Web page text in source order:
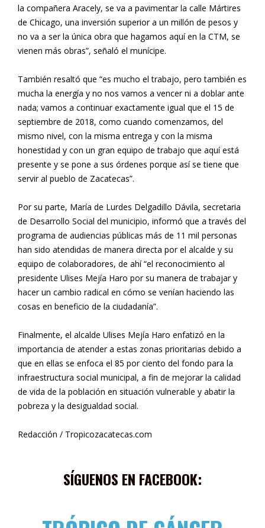
la compañera Aracely, se va a pavimentar la calle Mártires
de Chicago, una inversión superior a un millón de pesos y
no va a ser la única obra que hagamos aquí en la CTM, se
vienen más obras”, señaló el munícipe.
También resaltó que “es mucho el trabajo, pero también es
mucha la energía y no nos vamos a vencer ni a doblar ante
nada; vamos a continuar exactamente igual que el 15 de
septiembre de 2018, como cuando comenzamos, del
mismo nivel, con la misma entrega y con la misma
honestidad y con un gran equipo de trabajo que aquí está
presente y se pone a sus órdenes porque así se tiene que
servir al pueblo de Zacatecas”.
Por su parte, María de Lurdes Delgadillo Dávila, secretaria
de Desarrollo Social del municipio, informó que a través del
programa de audiencias públicas más de 11 mil personas
han sido atendidas de manera directa por el alcalde y su
equipo de colaboradores, de ahí “el reconocimiento al
presidente Ulises Mejía Haro por su manera de trabajar y
hacer un cambio radical en cómo se venían haciendo las
cosas en beneficio de la ciudadanía”.
Finalmente, el alcalde Ulises Mejía Haro enfatizó en la
importancia de atender a estas zonas prioritarias debido a
que en ellas se enfoca el 85 por ciento del fondo para la
infraestructura social municipal, a fin de mejorar la calidad
de vida de la población en situación vulnerable y abatir la
pobreza y la desigualdad social.
Redacción / Tropicozacatecas.com
SÍGUENOS EN FACEBOOK: